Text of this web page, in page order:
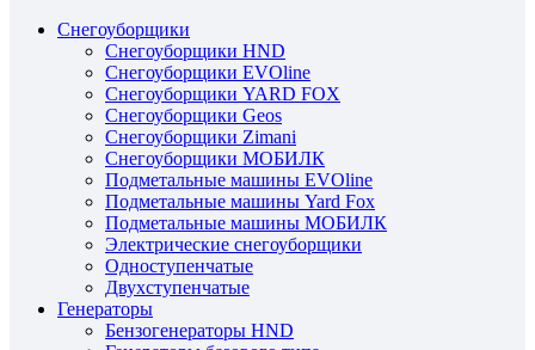
Снегоуборщики
Снегоуборщики HND
Снегоуборщики EVOline
Снегоуборщики YARD FOX
Снегоуборщики Geos
Снегоуборщики Zimani
Снегоуборщики МОБИЛК
Подметальные машины EVOline
Подметальные машины Yard Fox
Подметальные машины МОБИЛК
Электрические снегоуборщики
Одноступенчатые
Двухступенчатые
Генераторы
Бензогенераторы HND